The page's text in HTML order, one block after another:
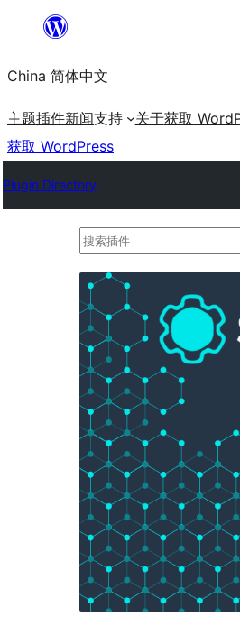
内
容
China 简体中文
主题插件新闻支持 关于获取
获取 WordPress
Plugin Directory
搜
插
件